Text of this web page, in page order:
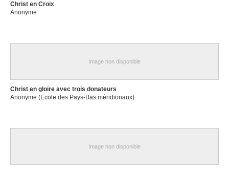
Christ en Croix
Anonyme
Image non disponible
Christ en gloire avec trois donateurs
Anonyme (Ecole des Pays-Bas méridionaux)
Image non disponible